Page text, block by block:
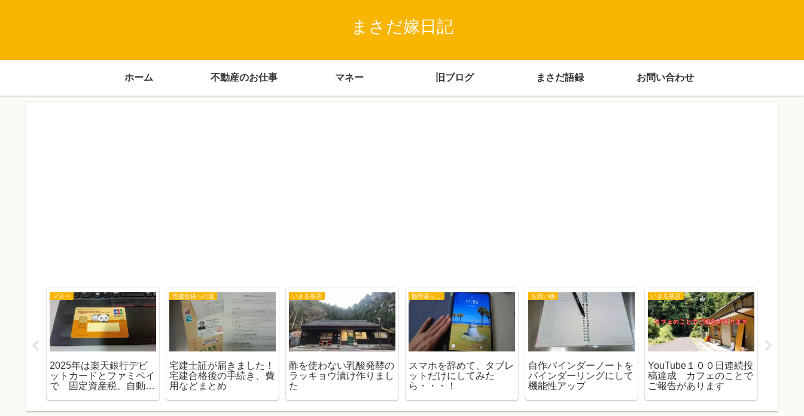
まさだ嫁日記
ホーム 不動産のお仕事 マネー 旧ブログ まさだ語録 お問い合わせ
マネー
2025年は楽天銀行デビ
ットカードとファミペイ
で 固定資産税、自動車
宅建合格への道
宅建士証が届きました！
宅建合格後の手続き、費
用などまとめ
いきる茶店
酢を使わない乳酸発酵の
ラッキョウ漬け作りまし
た
熊野暮らし
スマホを辞めて、タブレ
ットだけにしてみた
ら・・・！
お買い物
自作バインダーノートを
バインダーリングにして
機能性アップ
いきる茶店
YouTube１００日連続投
稿達成 カフェのことで
ご報告があります